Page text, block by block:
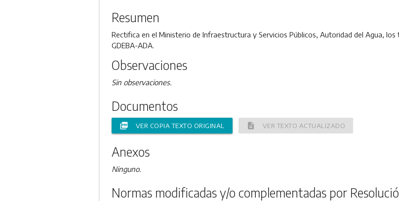
Resumen
Rectifica en el Ministerio de Infraestructura y Servicios Públicos, Autoridad del Agua,
GDEBA-ADA.
Observaciones
Sin observaciones.
Documentos
picture_as_pdf VER COPIA TEXTO ORIGINAL description VER TEXTO ACTUALIZADO
Anexos
Ninguno.
Normas modificadas y/o complementadas por